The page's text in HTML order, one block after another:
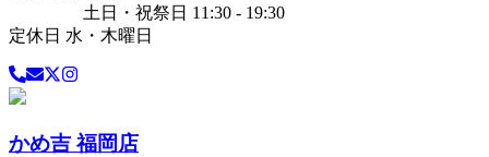
土日・祝祭日 11:30 - 19:30
定休日 水・木曜日
かめ吉 福岡店